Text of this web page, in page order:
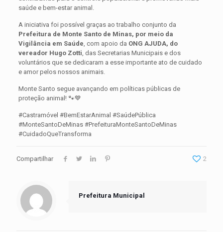
saúde e bem-estar animal.
A iniciativa foi possível graças ao trabalho conjunto da
Prefeitura de Monte Santo de Minas, por meio da
Vigilância em Saúde , com apoio da ONG AJUDA, do
vereador Hugo Zotti , das Secretarias Municipais e dos
voluntários que se dedicaram a esse importante ato de cuidado
e amor pelos nossos animais.
Monte Santo segue avançando em políticas públicas de
proteção animal! 🐾💙
#Castramóvel #BemEstarAnimal #SaúdePública
#MonteSantoDeMinas #PrefeituraMonteSantoDeMinas
#CuidadoQueTransforma
Compartilhar 2
Prefeitura Municipal